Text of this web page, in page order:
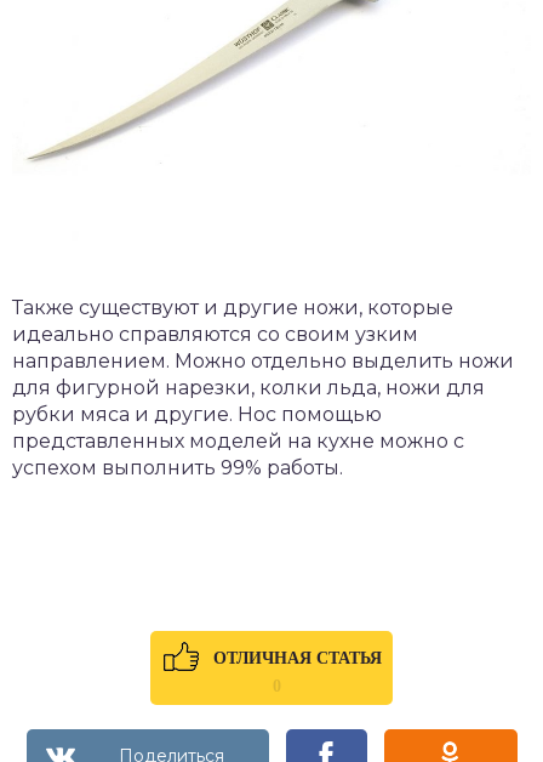
Также существуют и другие ножи, которые
идеально справляются со своим узким
направлением. Можно отдельно выделить ножи
для фигурной нарезки, колки льда, ножи для
рубки мяса и другие. Нос помощью
представленных моделей на кухне можно с
успехом выполнить 99% работы.
ОТЛИЧНАЯ СТАТЬЯ
0